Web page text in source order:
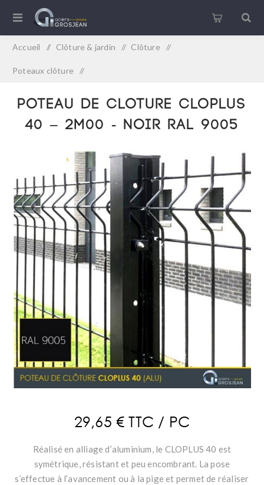
Accueil / Clôture & jardin / Clôture /
Poteaux clôture /
POTEAU DE CLOTURE CLOPLUS
40 – 2M00 - NOIR RAL 9005
29,65 € TTC / PC
Réalisé en alliage d’aluminium, le CLOPLUS 40 est
symétrique, résistant et peu encombrant. La pose
s’effectue à l’avancement ou à la pige et permet de réaliser